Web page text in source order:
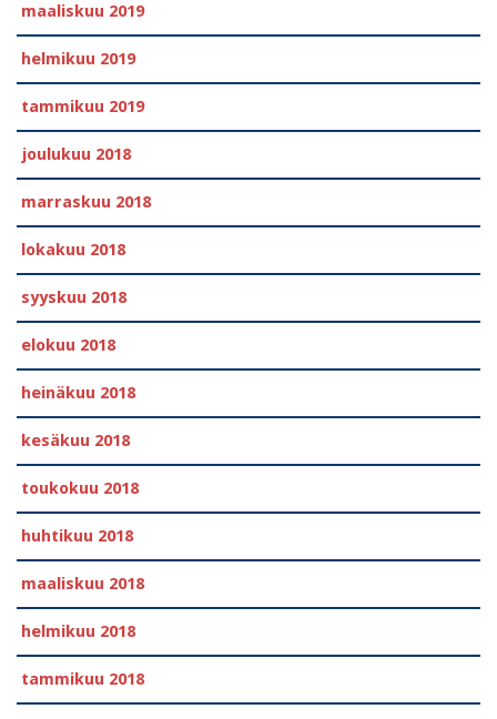
maaliskuu 2019
helmikuu 2019
tammikuu 2019
joulukuu 2018
marraskuu 2018
lokakuu 2018
syyskuu 2018
elokuu 2018
heinäkuu 2018
kesäkuu 2018
toukokuu 2018
huhtikuu 2018
maaliskuu 2018
helmikuu 2018
tammikuu 2018